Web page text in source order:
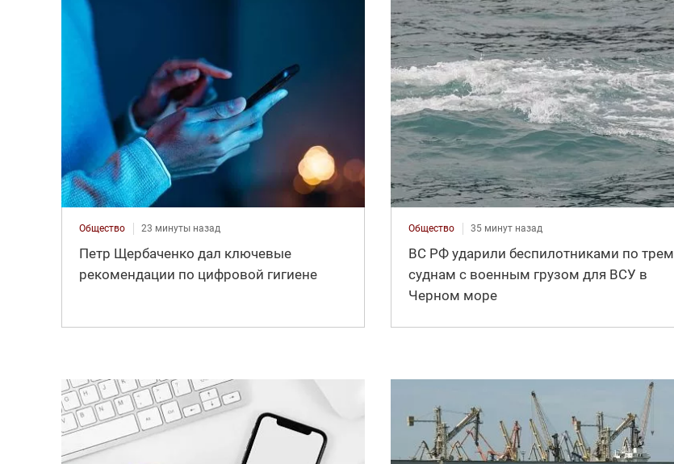
Общество 23 минуты назад
Петр Щербаченко дал ключевые
рекомендации по цифровой гигиене
Общество 35 минут назад
ВС РФ ударили беспилотниками по трем
суднам с военным грузом для ВСУ в
Черном море